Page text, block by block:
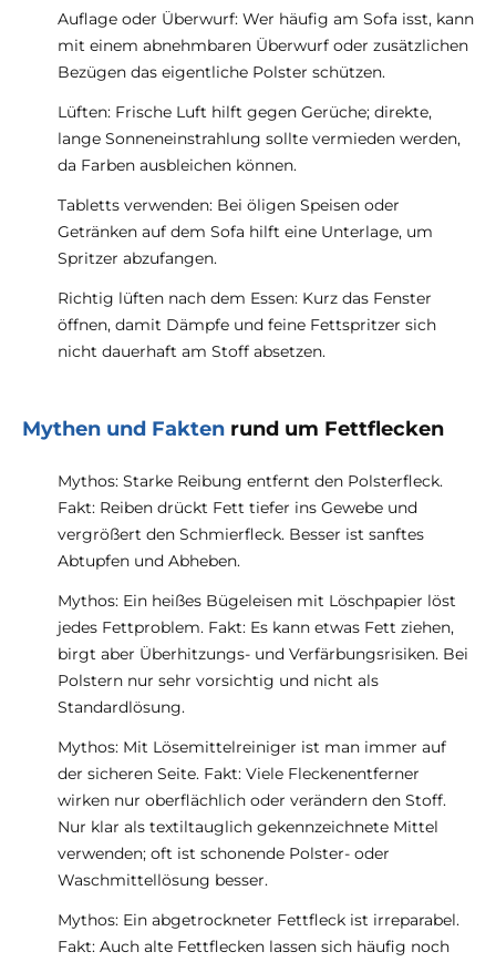
Auflage oder Überwurf: Wer häufig am Sofa isst, kann
mit einem abnehmbaren Überwurf oder zusätzlichen
Bezügen das eigentliche Polster schützen.
Lüften: Frische Luft hilft gegen Gerüche; direkte,
lange Sonneneinstrahlung sollte vermieden werden,
da Farben ausbleichen können.
Tabletts verwenden: Bei öligen Speisen oder
Getränken auf dem Sofa hilft eine Unterlage, um
Spritzer abzufangen.
Richtig lüften nach dem Essen: Kurz das Fenster
öffnen, damit Dämpfe und feine Fettspritzer sich
nicht dauerhaft am Stoff absetzen.
Mythen und Fakten rund um Fettflecken
Mythos: Starke Reibung entfernt den Polsterfleck.
Fakt: Reiben drückt Fett tiefer ins Gewebe und
vergrößert den Schmierfleck. Besser ist sanftes
Abtupfen und Abheben.
Mythos: Ein heißes Bügeleisen mit Löschpapier löst
jedes Fettproblem. Fakt: Es kann etwas Fett ziehen,
birgt aber Überhitzungs- und Verfärbungsrisiken. Bei
Polstern nur sehr vorsichtig und nicht als
Standardlösung.
Mythos: Mit Lösemittelreiniger ist man immer auf
der sicheren Seite. Fakt: Viele Fleckenentferner
wirken nur oberflächlich oder verändern den Stoff.
Nur klar als textiltauglich gekennzeichnete Mittel
verwenden; oft ist schonende Polster- oder
Waschmittellösung besser.
Mythos: Ein abgetrockneter Fettfleck ist irreparabel.
Fakt: Auch alte Fettflecken lassen sich häufig noch